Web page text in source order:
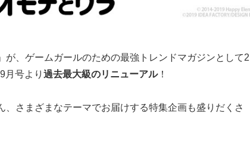
が、ゲームガールのための最強トレンドマガジンとして2
月号より 過去最大級のリニューアル！
、さまざまなテーマでお届けする特集企画も盛りだくさ